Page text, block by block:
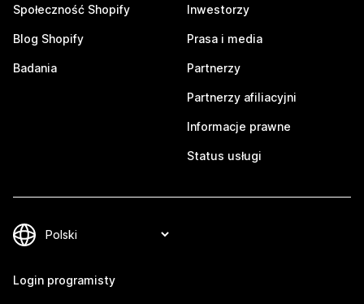
Społeczność Shopify
Blog Shopify
Badania
Inwestorzy
Prasa i media
Partnerzy
Partnerzy afiliacyjni
Informacje prawne
Status usługi
Login programisty